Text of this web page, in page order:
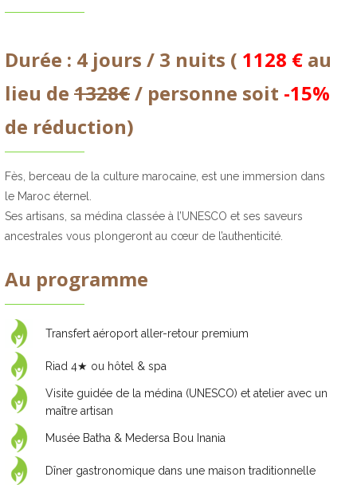
Durée : 4 jours / 3 nuits ( 1128 € au
lieu de 1328€/ personne soit -15%
de réduction)
Fès, berceau de la culture marocaine, est une immersion dans
le Maroc éternel.
Ses artisans, sa médina classée à l’UNESCO et ses saveurs
ancestrales vous plongeront au cœur de l’authenticité.
Au programme
Transfert aéroport aller-retour premium
Riad 4★ ou hôtel & spa
Visite guidée de la médina (UNESCO) et atelier avec un
maître artisan
Musée Batha & Medersa Bou Inania
Dîner gastronomique dans une maison traditionnelle